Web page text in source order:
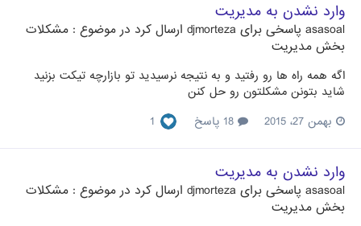
وارد نشدن به مدیریت
asasoal پاسخی برای djmorteza ارسال کرد در موضوع : مشکلات
بخش مدیریت
اگه همه راه ها رو رفتید و به نتیجه نرسیدید تو بازارچه تیکت بزنید
شاید بتونن مشکلتون رو حل کنن
بهمن 27، 2015
1
وارد نشدن به مدیریت
asasoal پاسخی برای djmorteza ارسال کرد در موضوع : مشکلات
بخش مدیریت